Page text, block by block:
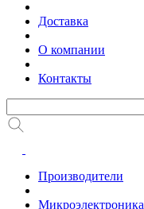
Доставка
О компании
Контакты
Производители
Микроэлектроника